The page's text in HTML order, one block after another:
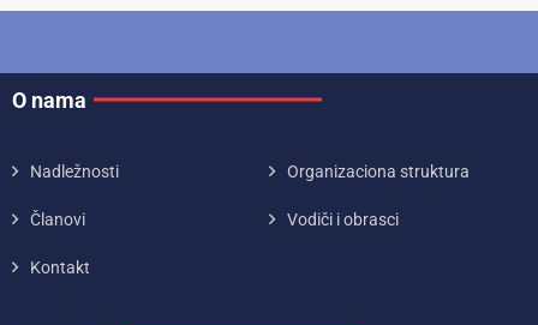
O nama
Nadležnosti Organizaciona struktura
Članovi Vodiči i obrasci
Kontakt